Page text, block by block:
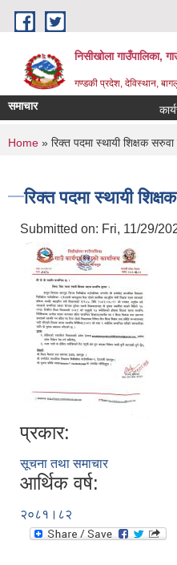
Skip to main content
निसीखोला गाउँपालिका,
गण्डकी प्रदेश, देविस्थान,
समाचार
You are here
Home » रिक्त पदमा स्थायी शिक्षक
रिक्त पदमा स्थायी
Submitted on: Fri, 11/29/
प्रकार:
सूचना तथा समाचार
आर्थिक वर्ष:
२०८१।८२